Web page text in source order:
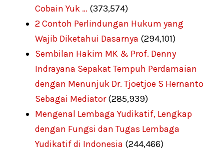
Cobain Yuk … (373,574)
2 Contoh Perlindungan Hukum yang
Wajib Diketahui Dasarnya (294,101)
Sembilan Hakim MK & Prof. Denny
Indrayana Sepakat Tempuh Perdamaian
dengan Menunjuk Dr. Tjoetjoe S Hernanto
Sebagai Mediator (285,939)
Mengenal Lembaga Yudikatif, Lengkap
dengan Fungsi dan Tugas Lembaga
Yudikatif di Indonesia (244,466)